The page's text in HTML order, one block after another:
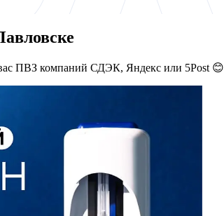
ПВЗ компаний СДЭК, Яндекс или 5Post 😊